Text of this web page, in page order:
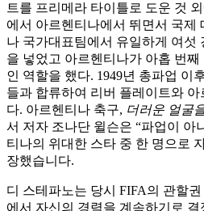
트를 프리메라 타이틀로 도운 것
에서 아르헨티나에서 뛰면서 국제
나 국가대표팀에서 유일하게 여섯
을 넣었고 아르헨티나가 아홉 번
인 역할을 했다. 1949년 총파업 이
들과 합류하여 리버 플레이트와 아
다. 아르헨티나 축구, 더러운 얼굴
서 저자 조나단 윌슨은 “파업이 아
티나의 위대한 스타 중 한 명으로
장했습니다.
디 스테파노는 당시 FIFA의 관할
에서 자신의 경력을 계속하기로 결